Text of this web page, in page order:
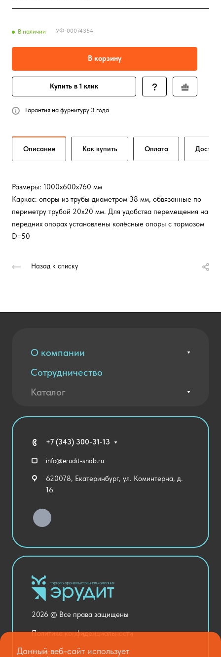
В наличии УФ-00074354
В корзину
Купить в 1 клик
Гарантия на фурнитуру 3 года
Описание Как купить Оплата
Размеры: 1000x600x760 мм
Каркас: опоры из трубы диаметром 38 мм, обвязанные по
периметру трубой 20х20 мм. Для удобства перемещения на
передних опорах установлены колёсные опоры с тормозом
D=50
Назад к списку
О компании
Вакансии
Контакты
Благодарственные письма
Сотрудничество
Оплата и доставка
Каталог
Технические средства обучения
Спортивный зал
Уличное оборудование
Хозяйственные Товары
Столовая и пищеблок
Оснащение кабинетов
Медицинский кабинет
Национальные проекты
+7 (343) 300-31-13
info@erudit-snab.ru
620078, Екатеринбург, ул. Коминтерна, д.
16
2026 © Все права защищены
Политика конфиденциальности
Карта сайта
Данный веб-сайт использует